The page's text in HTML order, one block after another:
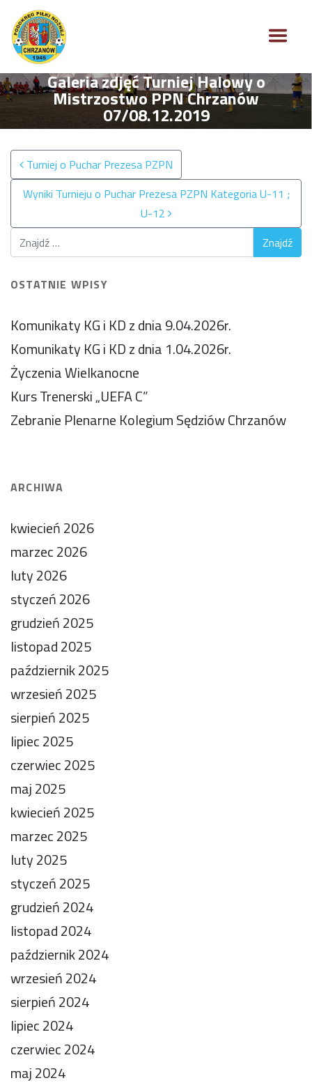
Galeria zdjęć Turniej Halowy o
Mistrzostwo PPN Chrzanów
07/08.12.2019
Nawigacja po wpisach
Turniej o Puchar Prezesa PZPN
Wyniki Turnieju o Puchar Prezesa PZPN Kategoria U-11 ;
U-12
OSTATNIE WPISY
Komunikaty KG i KD z dnia 9.04.2026r.
Komunikaty KG i KD z dnia 1.04.2026r.
Życzenia Wielkanocne
Kurs Trenerski „UEFA C”
Zebranie Plenarne Kolegium Sędziów Chrzanów
ARCHIWA
kwiecień 2026
marzec 2026
luty 2026
styczeń 2026
grudzień 2025
listopad 2025
październik 2025
wrzesień 2025
sierpień 2025
lipiec 2025
czerwiec 2025
maj 2025
kwiecień 2025
marzec 2025
luty 2025
styczeń 2025
grudzień 2024
listopad 2024
październik 2024
wrzesień 2024
sierpień 2024
lipiec 2024
czerwiec 2024
maj 2024